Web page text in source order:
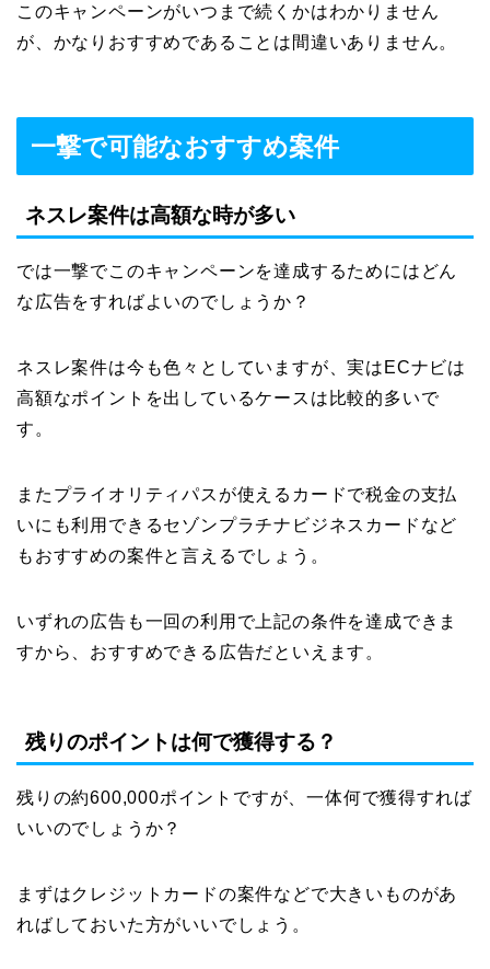
このキャンペーンがいつまで続くかはわかりません
が、かなりおすすめであることは間違いありません。
一撃で可能なおすすめ案件
ネスレ案件は高額な時が多い
では一撃でこのキャンペーンを達成するためにはどん
な広告をすればよいのでしょうか？
ネスレ案件は今も色々としていますが、実はECナビは
高額なポイントを出しているケースは比較的多いで
す。
またプライオリティパスが使えるカードで税金の支払
いにも利用できるセゾンプラチナビジネスカードなど
もおすすめの案件と言えるでしょう。
いずれの広告も一回の利用で上記の条件を達成できま
すから、おすすめできる広告だといえます。
残りのポイントは何で獲得する？
残りの約600,000ポイントですが、一体何で獲得すれば
いいのでしょうか？
まずはクレジットカードの案件などで大きいものがあ
ればしておいた方がいいでしょう。